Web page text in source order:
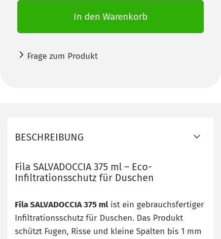
In den Warenkorb
Frage zum Produkt
BESCHREIBUNG
Fila SALVADOCCIA 375 ml – Eco-
Infiltrationsschutz für Duschen
Fila SALVADOCCIA 375 ml ist ein gebrauchsfertiger
Infiltrationsschutz für Duschen. Das Produkt
schützt Fugen, Risse und kleine Spalten bis 1 mm